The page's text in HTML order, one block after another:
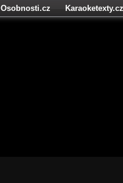
Osobnosti.cz Karaoketexty.cz